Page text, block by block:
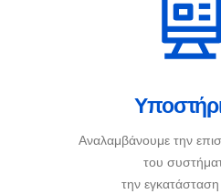
Αναλαμβάνουμε την
του
την εγκατάσταση